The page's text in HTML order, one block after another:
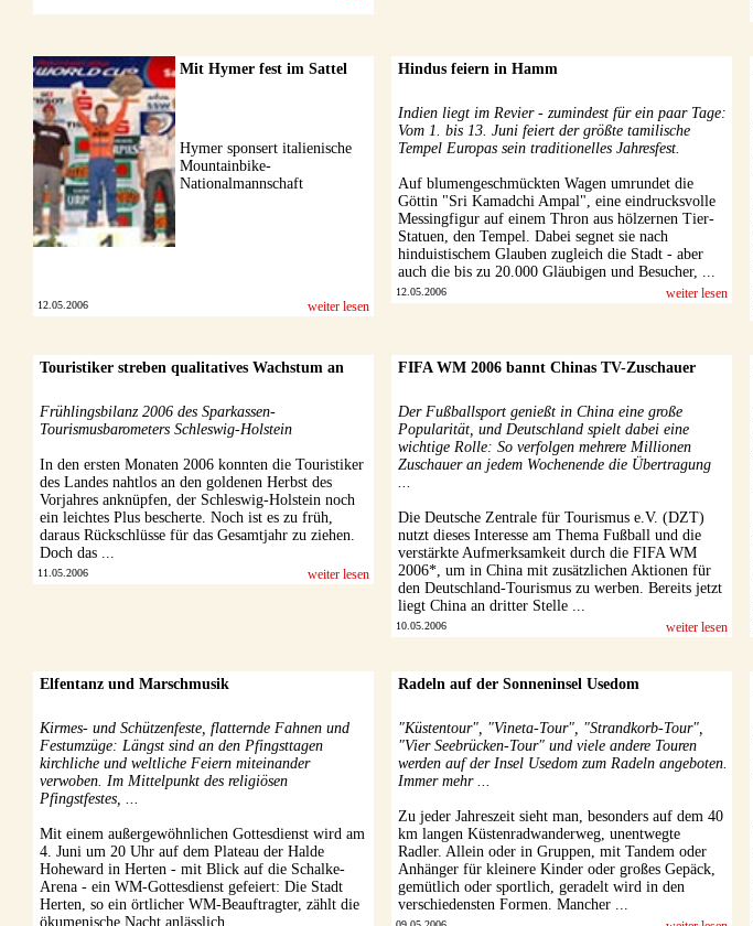
Mit Hymer fest im Sattel
Hymer sponsert italienische
Mountainbike-
Nationalmannschaft
12.05.2006 weiter lesen
Hindus feiern in Hamm
Indien liegt im Revier - zumindest für ein paar Tage:
Vom 1. bis 13. Juni feiert der größte tamilische
Tempel Europas sein traditionelles Jahresfest.
Auf blumengeschmückten Wagen umrundet die
Göttin "Sri Kamadchi Ampal", eine eindrucksvolle
Messingfigur auf einem Thron aus hölzernen Tier-
Statuen, den Tempel. Dabei segnet sie nach
hinduistischem Glauben zugleich die Stadt - aber
auch die bis zu 20.000 Gläubigen und Besucher, ...
12.05.2006 weiter lesen
Touristiker streben qualitatives Wachstum an
Frühlingsbilanz 2006 des Sparkassen-
Tourismusbarometers Schleswig-Holstein
In den ersten Monaten 2006 konnten die Touristiker
des Landes nahtlos an den goldenen Herbst des
Vorjahres anknüpfen, der Schleswig-Holstein noch
ein leichtes Plus bescherte. Noch ist es zu früh,
daraus Rückschlüsse für das Gesamtjahr zu ziehen.
Doch das ...
11.05.2006 weiter lesen
FIFA WM 2006 bannt Chinas TV-Zuschauer
Der Fußballsport genießt in China eine große
Popularität, und Deutschland spielt dabei eine
wichtige Rolle: So verfolgen mehrere Millionen
Zuschauer an jedem Wochenende die Übertragung
Die Deutsche Zentrale für Tourismus e.V. (DZT)
nutzt dieses Interesse am Thema Fußball und die
verstärkte Aufmerksamkeit durch die FIFA WM
2006*, um in China mit zusätzlichen Aktionen für
den Deutschland-Tourismus zu werben. Bereits jetzt
liegt China an dritter Stelle ...
10.05.2006 weiter lesen
Elfentanz und Marschmusik
Kirmes- und Schützenfeste, flatternde Fahnen und
Festumzüge: Längst sind an den Pfingsttagen
kirchliche und weltliche Feiern miteinander
verwoben. Im Mittelpunkt des religiösen
Pfingstfestes, ...
Mit einem außergewöhnlichen Gottesdienst wird am
4. Juni um 20 Uhr auf dem Plateau der Halde
Hoheward in Herten - mit Blick auf die Schalke-
Arena - ein WM-Gottesdienst gefeiert: Die Stadt
Herten, so ein örtlicher WM-Beauftragter, zählt die
ökumenische Nacht anlässlich ...
Radeln auf der Sonneninsel Usedom
"Küstentour", "Vineta-Tour", "Strandkorb-Tour",
"Vier Seebrücken-Tour" und viele andere Touren
werden auf der Insel Usedom zum Radeln angeboten.
Immer mehr ...
Zu jeder Jahreszeit sieht man, besonders auf dem 40
km langen Küstenradwanderweg, unentwegte
Radler. Allein oder in Gruppen, mit Tandem oder
Anhänger für kleinere Kinder oder großes Gepäck,
gemütlich oder sportlich, geradelt wird in den
verschiedensten Formen. Mancher ...